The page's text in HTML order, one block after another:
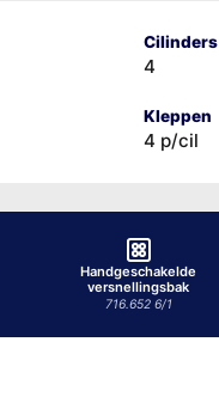
Cilinders
4
Kleppen
4 p/cil
Handgeschakelde
versnellingsbak
716.652 6/1